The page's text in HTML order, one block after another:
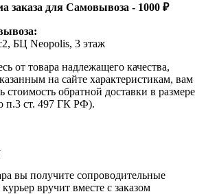
заказа для Самовывоза - 1000 ₽
БЦ Neopolis, 3 этаж
от товара надлежащего качества,
на сайте характеристикам, вам
стоимость обратной доставки в размере
п.3 ст. 497 ГК РФ).
вы получите сопроводительные
вручит вместе с заказом